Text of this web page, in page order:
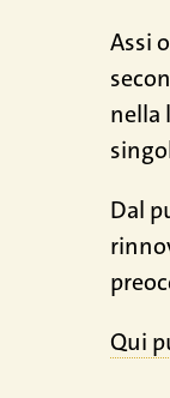
Assi
nella
Dal
Qui